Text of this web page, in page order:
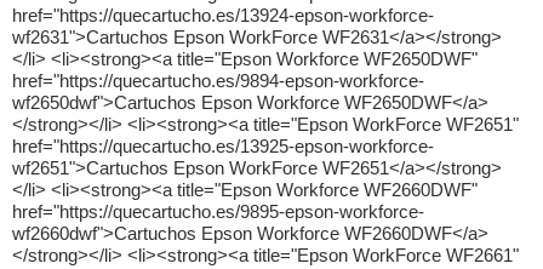
href="https://quecartucho.es/13924-epson-workforce-
wf2631">Cartuchos Epson WorkForce WF2631</a></strong>
</li> <li><strong><a title="Epson Workforce WF2650DWF"
href="https://quecartucho.es/9894-epson-workforce-
wf2650dwf">Cartuchos Epson Workforce WF2650DWF</a>
</strong></li> <li><strong><a title="Epson WorkForce WF2651"
href="https://quecartucho.es/13925-epson-workforce-
wf2651">Cartuchos Epson WorkForce WF2651</a></strong>
</li> <li><strong><a title="Epson Workforce WF2660DWF"
href="https://quecartucho.es/9895-epson-workforce-
wf2660dwf">Cartuchos Epson Workforce WF2660DWF</a>
</strong></li> <li><strong><a title="Epson WorkForce WF2661"